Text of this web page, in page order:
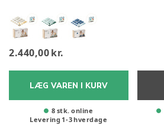
2.440,00 kr.
LÆG VAREN I KURV
8 stk. online
Levering 1-3hverdage